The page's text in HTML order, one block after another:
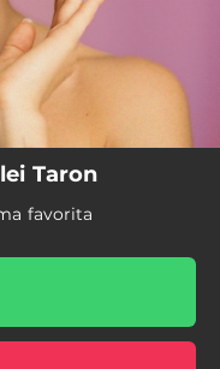
mi Religión (Remix)
Taron
favorita